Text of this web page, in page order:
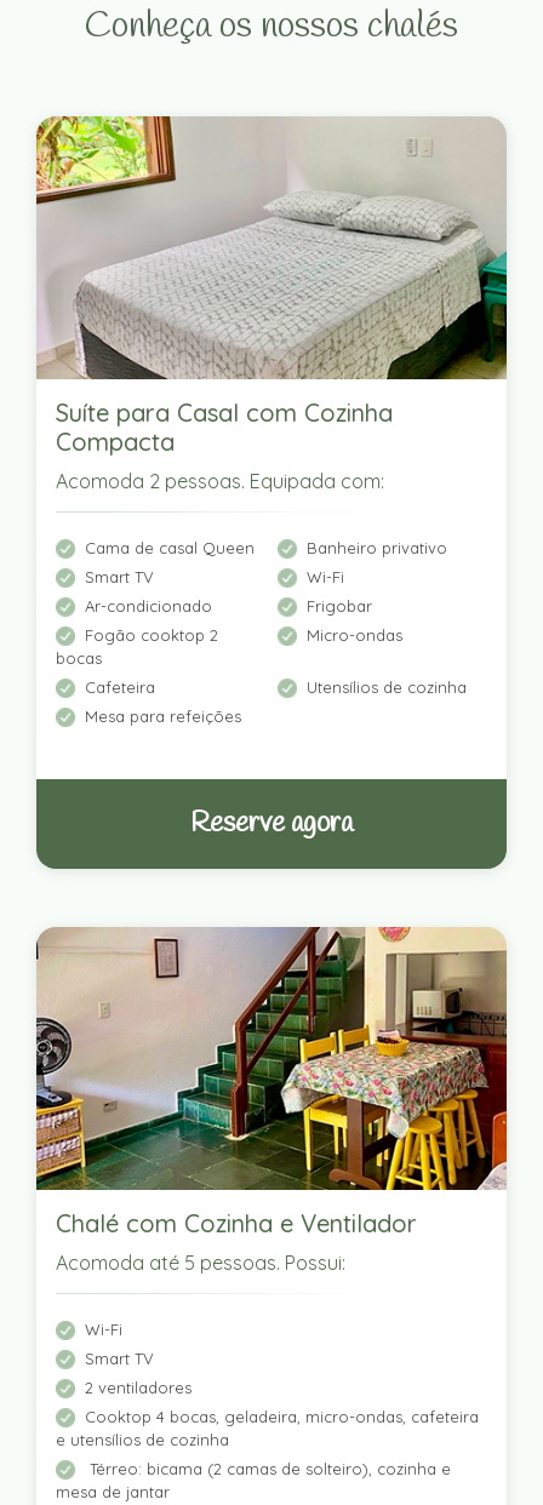
Conheça os nossos chalés
Suíte para Casal com Cozinha
Compacta
Acomoda 2 pessoas. Equipada com:
Cama de casal Queen
Banheiro privativo
Smart TV
Wi-Fi
Ar-condicionado
Frigobar
Fogão cooktop 2
bocas
Micro-ondas
Cafeteira
Utensílios de cozinha
Mesa para refeições
Reserve agora
Chalé com Cozinha e Ventilador
Acomoda até 5 pessoas. Possui:
Wi-Fi
Smart TV
2 ventiladores
Cooktop 4 bocas, geladeira, micro-ondas, cafeteira
e utensílios de cozinha
Térreo: bicama (2 camas de solteiro), cozinha e
mesa de jantar